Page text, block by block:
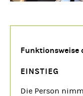
Funktionsweise
EINSTIEG
Die Person